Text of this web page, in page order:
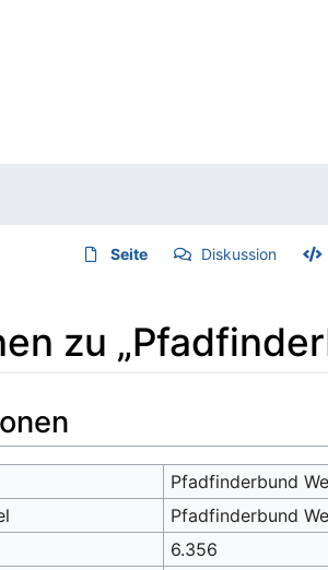
Seite Diskussion
zu
Pfadfinderbund
Pfadfinderbund
6.356